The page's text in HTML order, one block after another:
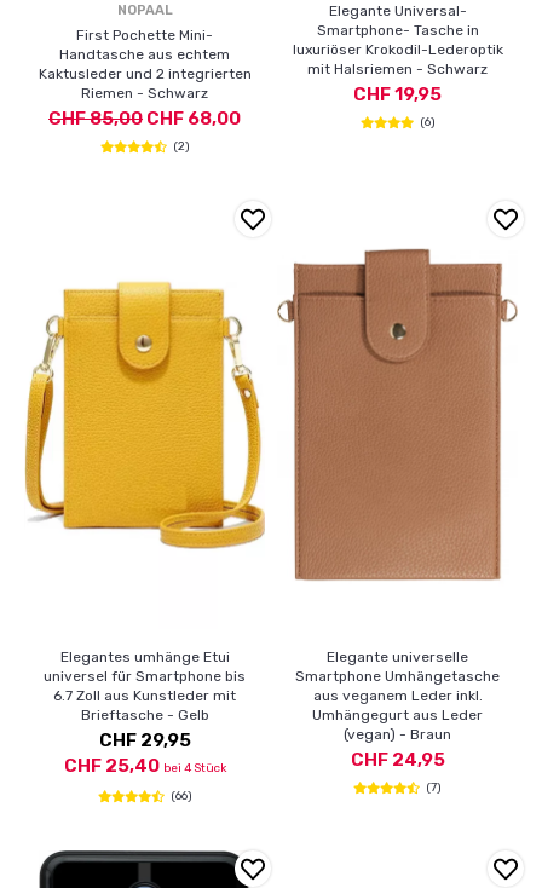
NOPAAL
First Pochette Mini-
Handtasche aus echtem
Kaktusleder und 2 integrierten
Riemen - Schwarz
CHF 85,00 CHF 68,00
(2)
Elegante Universal-
Smartphone- Tasche in
luxuriöser Krokodil-Lederoptik
mit Halsriemen - Schwarz
CHF 19,95
(6)
Elegantes umhänge Etui
universel für Smartphone bis
6.7 Zoll aus Kunstleder mit
Brieftasche - Gelb
CHF 29,95
CHF 25,40 bei 4 Stück
(66)
Elegante universelle
Smartphone Umhängetasche
aus veganem Leder inkl.
Umhängegurt aus Leder
(vegan) - Braun
CHF 24,95
(7)